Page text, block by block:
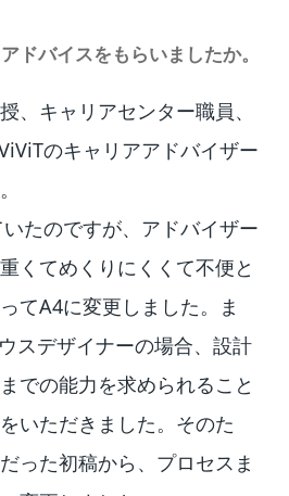
ドバイスをもらいましたか。
、キャリアセンター職員、
のキャリアアドバイザー
たのですが、アドバイザー
くてめくりにくくて不便と
てA4に変更しました。ま
スデザイナーの場合、設計
での能力を求められること
いただきました。そのた
った初稿から、プロセスま